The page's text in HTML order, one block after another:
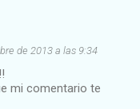
de 2013 a las 9:34
mi comentario te